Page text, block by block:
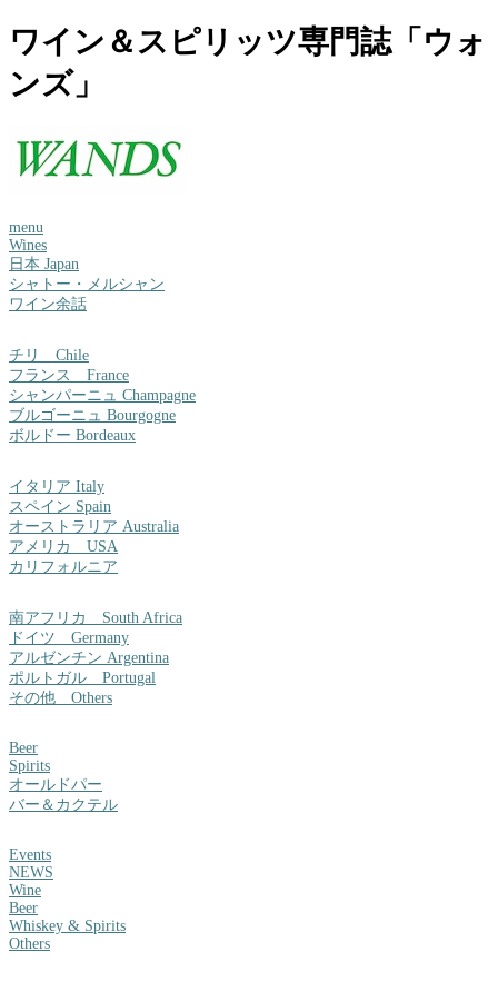
ワイン＆スピリッツ専門誌「ウォ
ンズ」
menu
Wines
日本 Japan
シャトー・メルシャン
ワイン余話
チリ Chile
フランス France
シャンパーニュ Champagne
ブルゴーニュ Bourgogne
ボルドー Bordeaux
イタリア Italy
スペイン Spain
オーストラリア Australia
アメリカ USA
カリフォルニア
南アフリカ South Africa
ドイツ Germany
アルゼンチン Argentina
ポルトガル Portugal
その他 Others
Beer
Spirits
オールドパー
バー＆カクテル
Events
NEWS
Wine
Beer
Whiskey & Spirits
Others